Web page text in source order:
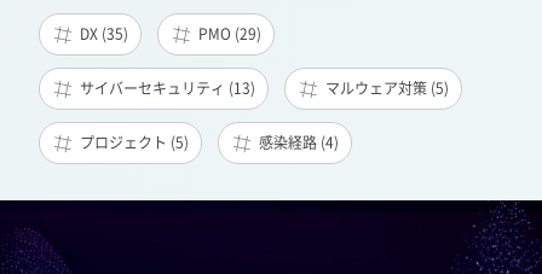
DX (35) PMO (29)
サイバーセキュリティ (13) マルウェア対策 (5)
プロジェクト (5) 感染経路 (4)